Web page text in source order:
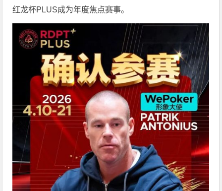
红龙杯PLUS成为年度焦点赛事。